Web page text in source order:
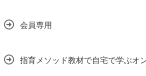
会員専用
指育メソッド教材で自宅で学ぶオ